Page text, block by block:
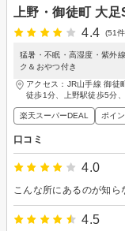
上野・御徒町 大
4.4
(51
猛暑・不眠・高湿度・紫外
ク＆おやつ付き
アクセス：JR山手線 御徒
徒歩1分、上野駅徒歩5分
楽天スーパーDEAL ポイ
口コミ
4.0
こんな所にあるのが知
4.5